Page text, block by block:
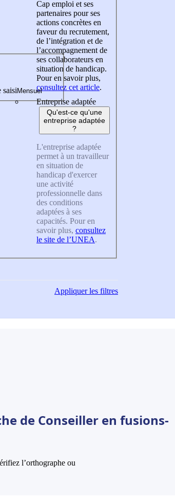
saisi
Cap emploi et ses
partenaires pour ses
actions concrètes en
faveur du recrutement,
de l’intégration et de
l’accompagnement de
ses collaborateurs en
situation de handicap.
Pour en savoir plus,
consultez cet article.
Entreprise adaptée
Qu'est-ce qu'une
entreprise adaptée
?
L'entreprise adaptée
permet à un travailleur
en situation de
handicap d'exercer
une activité
professionnelle dans
des conditions
adaptées à ses
capacités. Pour en
savoir plus, consultez
le site de l’UNEA.
Appliquerles filtres
de Conseiller en fusions-
l’orthographe ou